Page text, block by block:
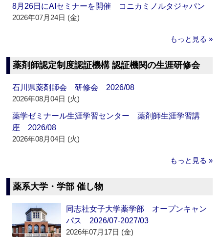
8月26日にAIセミナーを開催 コニカミノルタジャパン
2026年07月24日 (金)
もっと見る »
薬剤師認定制度認証機構 認証機関の生涯研修会
石川県薬剤師会 研修会 2026/08
2026年08月04日 (火)
薬学ゼミナール生涯学習センター 薬剤師生涯学習講
座 2026/08
2026年08月04日 (火)
もっと見る »
薬系大学・学部 催し物
同志社女子大学薬学部 オープンキャン
パス 2026/07-2027/03
2026年07月17日 (金)